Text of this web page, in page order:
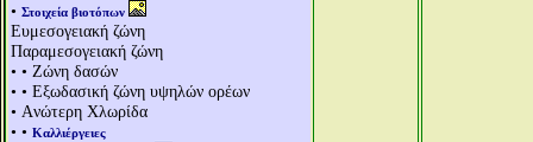
• Στοιχεία βιοτόπων
Ευμεσογειακή ζώνη
Παραμεσογειακή ζώνη
• • Ζώνη δασών
• • Εξωδασική ζώνη υψηλών ορέων
• Aνώτερη Χλωρίδα
• • Καλλιέργειες